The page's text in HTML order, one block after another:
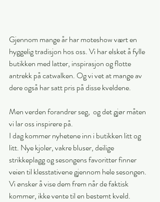
Gjennom mange år har moteshow vært en
hyggelig tradisjon hos oss. Vi har elsket å fylle
butikken med latter, inspirasjon og flotte
antrekk på catwalken. Og vi vet at mange av
dere også har satt pris på disse kveldene.
Men verden forandrer seg,  og det gjør måten
vi lar oss inspirere på.
I dag kommer nyhetene inn i butikken litt og
litt. Nye kjoler, vakre bluser, deilige
strikkeplagg og sesongens favoritter finner
veien til klesstativene gjennom hele sesongen.
Vi ønsker å vise dem frem når de faktisk
kommer, ikke vente til en bestemt kveld.